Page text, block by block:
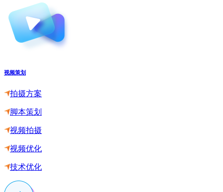
视频策划
拍摄方案
脚本策划
视频拍摄
视频优化
技术优化